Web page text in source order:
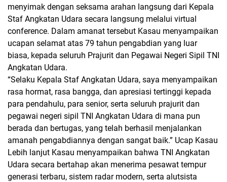
menyimak dengan seksama arahan langsung dari Kepala
Staf Angkatan Udara secara langsung melalui virtual
conference. Dalam amanat tersebut Kasau menyampaikan
ucapan selamat atas 79 tahun pengabdian yang luar
biasa, kepada seluruh Prajurit dan Pegawai Negeri Sipil TNI
Angkatan Udara.
“Selaku Kepala Staf Angkatan Udara, saya menyampaikan
rasa hormat, rasa bangga, dan apresiasi tertinggi kepada
para pendahulu, para senior, serta seluruh prajurit dan
pegawai negeri sipil TNI Angkatan Udara di mana pun
berada dan bertugas, yang telah berhasil menjalankan
amanah pengabdiannya dengan sangat baik.” Ucap Kasau
Lebih lanjut Kasau menyampaikan bahwa TNI Angkatan
Udara secara bertahap akan menerima pesawat tempur
generasi terbaru, sistem radar modern, serta alutsista